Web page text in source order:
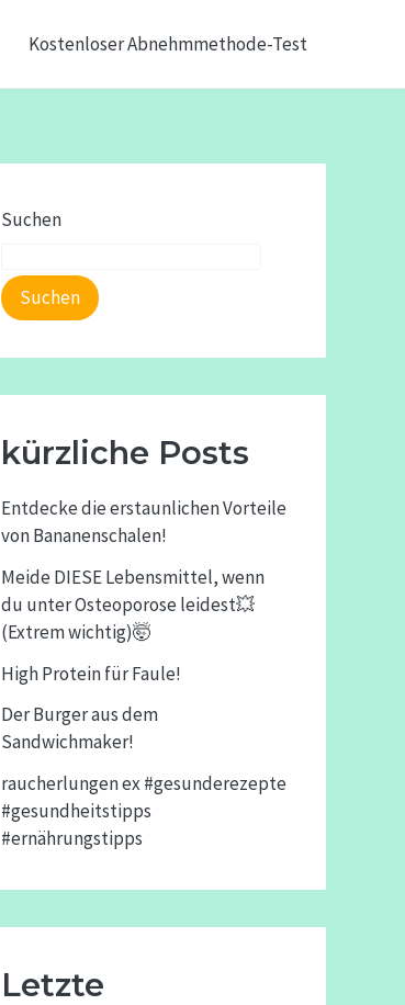
Kostenloser Abnehmmethode-Test
Suchen
Suchen
kürzliche Posts
Entdecke die erstaunlichen Vorteile
von Bananenschalen!
Meide DIESE Lebensmittel, wenn
du unter Osteoporose leidest💥
(Extrem wichtig)🤯
High Protein für Faule!
Der Burger aus dem
Sandwichmaker!
raucherlungen ex #gesunderezepte
#gesundheitstipps
#ernährungstipps
Letzte